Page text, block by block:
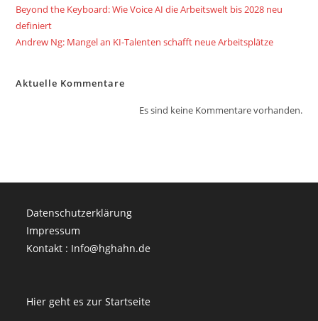
Beyond the Keyboard: Wie Voice AI die Arbeitswelt bis 2028 neu
definiert
Andrew Ng: Mangel an KI-Talenten schafft neue Arbeitsplätze
Aktuelle Kommentare
Es sind keine Kommentare vorhanden.
Datenschutzerklärung
Impressum
Kontakt : Info@hghahn.de
Hier geht es zur Startseite